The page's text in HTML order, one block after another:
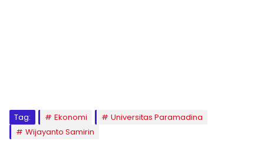
Tag: Ekonomi
Universitas Paramadina
Wijayanto Samirin